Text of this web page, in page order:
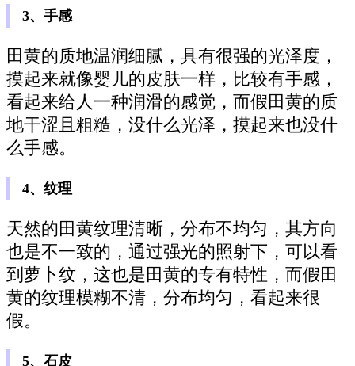
3、手感
田黄的质地温润细腻，具有很强的光泽度，
摸起来就像婴儿的皮肤一样，比较有手感，
看起来给人一种润滑的感觉，而假田黄的质
地干涩且粗糙，没什么光泽，摸起来也没什
么手感。
4、纹理
天然的田黄纹理清晰，分布不均匀，其方向
也是不一致的，通过强光的照射下，可以看
到萝卜纹，这也是田黄的专有特性，而假田
黄的纹理模糊不清，分布均匀，看起来很
假。
5、石皮